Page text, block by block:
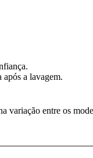
a lavagem.
variação entre os